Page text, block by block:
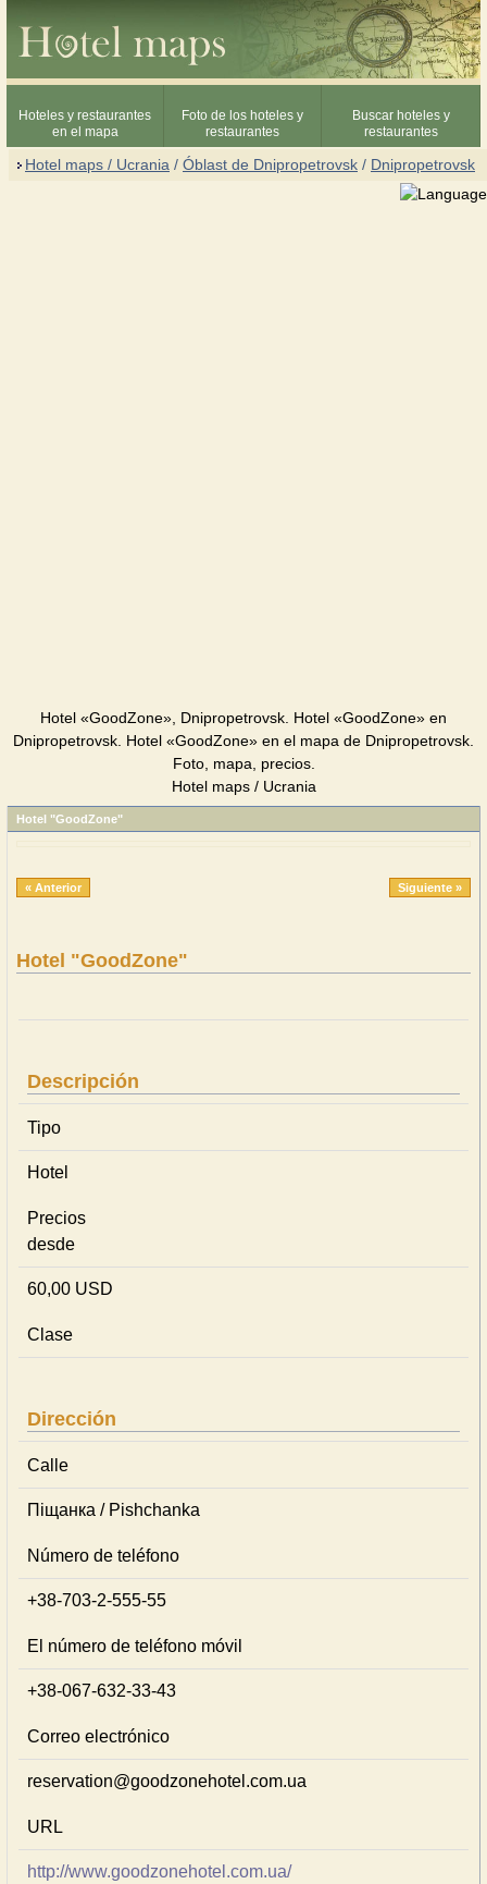
Hoteles y restaurantes
en el mapa
Foto de los hoteles y
restaurantes
Buscar hoteles y
restaurantes
Hotel maps / Ucrania / Óblast de Dnipropetrovsk / Dnipropetrovsk
Hotel «GoodZone», Dnipropetrovsk. Hotel «GoodZone» en
Dnipropetrovsk. Hotel «GoodZone» en el mapa de Dnipropetrovsk.
Foto, mapa, precios.
Hotel maps / Ucrania
Hotel "GoodZone"
« Anterior Siguiente »
Hotel "GoodZone"
Descripción
Tipo
Hotel
Precios
desde
60,00 USD
Clase
Dirección
Calle
Піщанка / Pishchanka
Número de teléfono
+38-703-2-555-55
El número de teléfono móvil
+38-067-632-33-43
Correo electrónico
reservation@goodzonehotel.com.ua
URL
http://www.goodzonehotel.com.ua/